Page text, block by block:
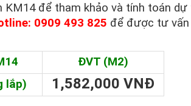
để tham khảo và tính toán dự
0909 493 825 để được tư vấn
ĐVT (M2)
lắp)
1,582,000 VNĐ